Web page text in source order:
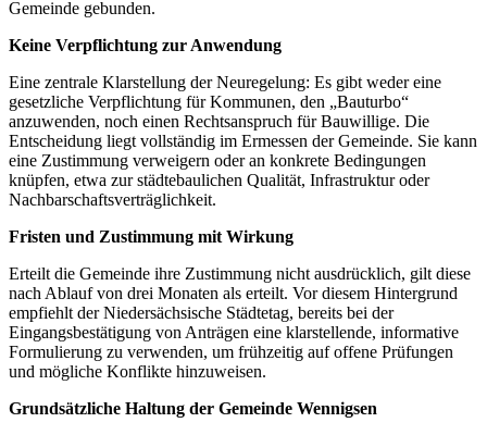
Gemeinde gebunden.
Keine Verpflichtung zur Anwendung
Eine zentrale Klarstellung der Neuregelung: Es gibt weder eine
gesetzliche Verpflichtung für Kommunen, den „Bauturbo“
anzuwenden, noch einen Rechtsanspruch für Bauwillige. Die
Entscheidung liegt vollständig im Ermessen der Gemeinde. Sie kann
eine Zustimmung verweigern oder an konkrete Bedingungen
knüpfen, etwa zur städtebaulichen Qualität, Infrastruktur oder
Nachbarschaftsverträglichkeit.
Fristen und Zustimmung mit Wirkung
Erteilt die Gemeinde ihre Zustimmung nicht ausdrücklich, gilt diese
nach Ablauf von drei Monaten als erteilt. Vor diesem Hintergrund
empfiehlt der Niedersächsische Städtetag, bereits bei der
Eingangsbestätigung von Anträgen eine klarstellende, informative
Formulierung zu verwenden, um frühzeitig auf offene Prüfungen
und mögliche Konflikte hinzuweisen.
Grundsätzliche Haltung der Gemeinde Wennigsen